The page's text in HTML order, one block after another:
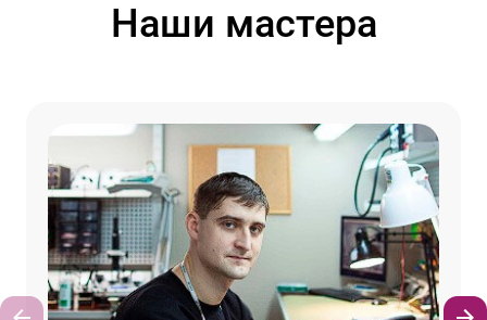
Наши мастера